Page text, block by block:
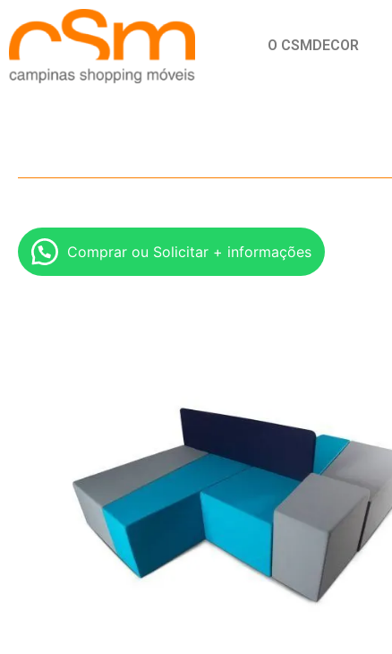
O CSMDECOR
Comprar ou Solicitar + informações